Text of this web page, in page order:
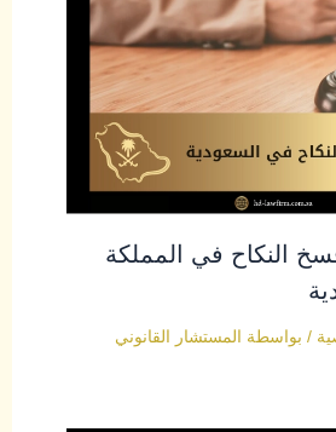
النكاح في المملكة
/ بواسطة المستشار القانوني